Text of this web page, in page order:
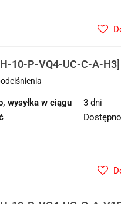
10-P-VQ4-UC-C-A-
wysyłka w ciągu
3 dni